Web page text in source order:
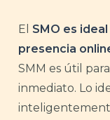
El SMO es
presencia
SMM es útil
inmediato. Lo